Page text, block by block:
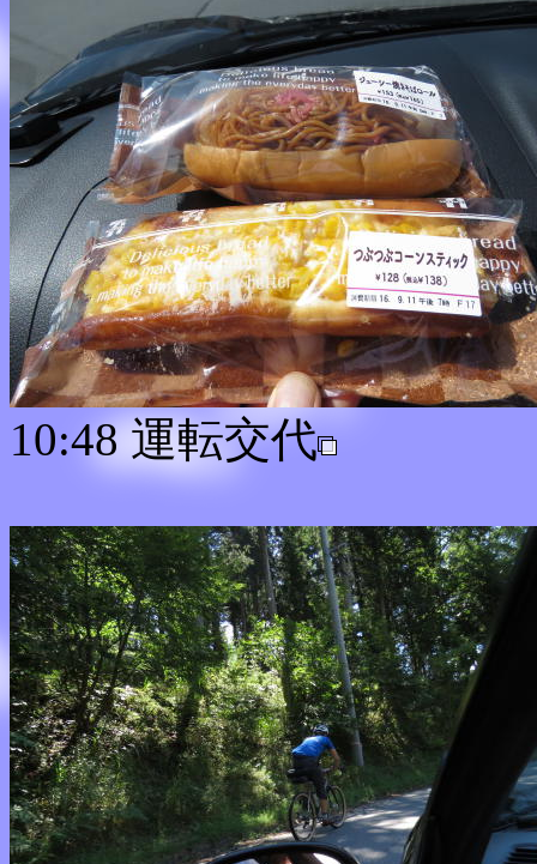
10:48 運転交代